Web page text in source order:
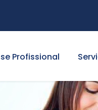
Profissional